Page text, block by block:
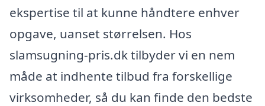
ekspertise til at kunne håndtere enhver
opgave, uanset størrelsen. Hos
slamsugning-pris.dk tilbyder vi en nem
måde at indhente tilbud fra forskellige
virksomheder, så du kan finde den bedste